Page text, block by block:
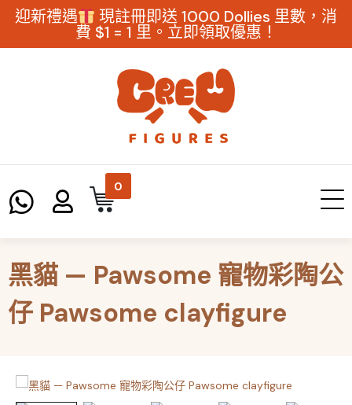
迎新禮遇 現註冊即送 1000 Dollies 里數，消
費 $1 = 1 里。立即領取優惠！
0
黑貓 — Pawsome 寵物彩陶公
仔 Pawsome clayfigure